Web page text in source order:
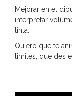
Mejorar en el
interpretar
tinta.
Quiero que te
limites, que des